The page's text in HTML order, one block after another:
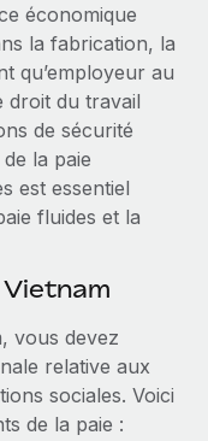
les RH à
des
risques en
de partenariat
assistées par
économique
la fabrication, la
qu’employeur au
droit du travail
de sécurité
la paie
est essentiel
fluides et la
vous devez
relative aux
sociales. Voici
de la paie :